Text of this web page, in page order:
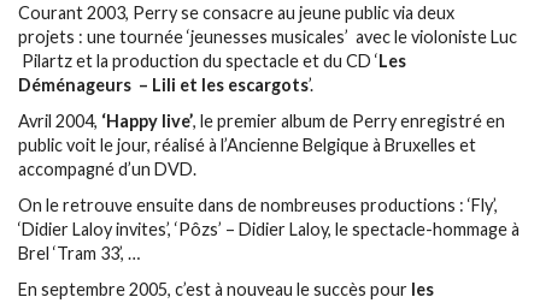
Courant 2003, Perry se consacre au jeune public via deux
projets : une tournée ‘jeunesses musicales’ avec le violoniste Luc
Pilartz et la production du spectacle et du CD ‘Les
Déménageurs – Lili et les escargots’.
Avril 2004, ‘Happy live’, le premier album de Perry enregistré en
public voit le jour, réalisé à l’Ancienne Belgique à Bruxelles et
accompagné d’un DVD.
On le retrouve ensuite dans de nombreuses productions : ‘Fly’,
‘Didier Laloy invites’, ‘Pôzs’ – Didier Laloy, le spectacle-hommage à
Brel ‘Tram 33’, …
En septembre 2005, c’est à nouveau le succès pour les